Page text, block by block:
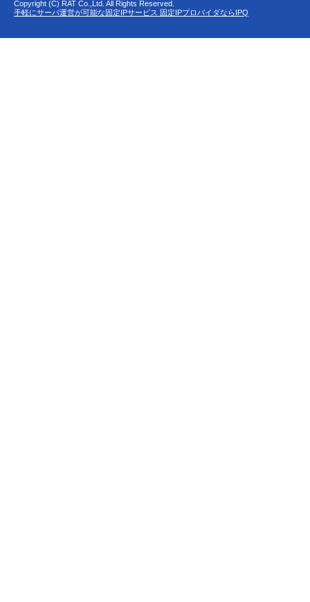
Copyright (C) RAT Co.,Ltd. All Rights Reserved.
手軽にサーバ運営が可能な固定IPサービス 固定IPプロバイダならIPQ